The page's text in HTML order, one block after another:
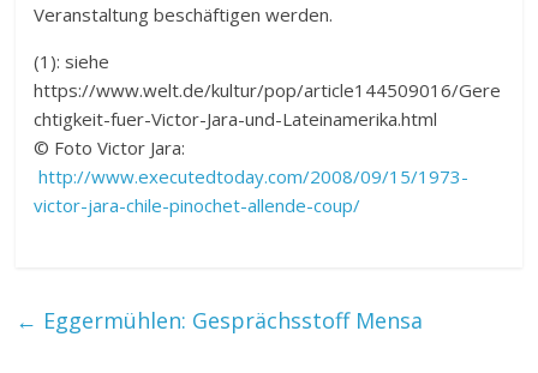
Veranstaltung beschäftigen werden.
(1): siehe
https://www.welt.de/kultur/pop/article144509016/Gere
chtigkeit-fuer-Victor-Jara-und-Lateinamerika.html
© Foto Victor Jara:
http://www.executedtoday.com/2008/09/15/1973-
victor-jara-chile-pinochet-allende-coup/
← Eggermühlen: Gesprächsstoff Mensa